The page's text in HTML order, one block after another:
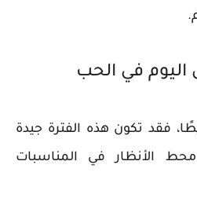
اليوم في الحب
فقد تكون هذه الفترة جيدة
الأنظار في المناسبات